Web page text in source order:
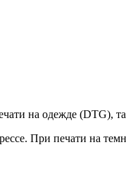
на одежде (DTG),
При печати на